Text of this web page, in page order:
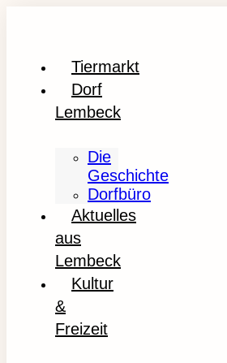
Tiermarkt
Dorf
Lembeck
Die
Geschichte
Dorfbüro
Aktuelles
aus
Lembeck
Kultur
&
Freizeit